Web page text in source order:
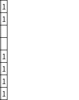
1
1
1
1
1
1